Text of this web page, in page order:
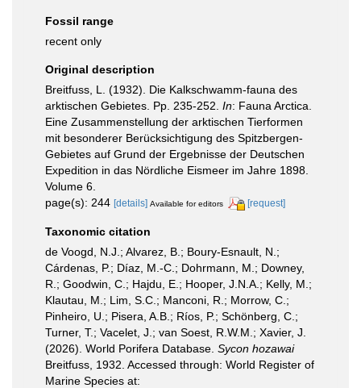
Fossil range
recent only
Original description
Breitfuss, L. (1932). Die Kalkschwamm-fauna des
arktischen Gebietes. Pp. 235-252. In: Fauna Arctica.
Eine Zusammenstellung der arktischen Tierformen
mit besonderer Berücksichtigung des Spitzbergen-
Gebietes auf Grund der Ergebnisse der Deutschen
Expedition in das Nördliche Eismeer im Jahre 1898.
Volume 6.
page(s): 244 [details] Available for editors [request]
Taxonomic citation
de Voogd, N.J.; Alvarez, B.; Boury-Esnault, N.;
Cárdenas, P.; Díaz, M.-C.; Dohrmann, M.; Downey,
R.; Goodwin, C.; Hajdu, E.; Hooper, J.N.A.; Kelly, M.;
Klautau, M.; Lim, S.C.; Manconi, R.; Morrow, C.;
Pinheiro, U.; Pisera, A.B.; Ríos, P.; Schönberg, C.;
Turner, T.; Vacelet, J.; van Soest, R.W.M.; Xavier, J.
(2026). World Porifera Database. Sycon hozawai
Breitfuss, 1932. Accessed through: World Register of
Marine Species at: